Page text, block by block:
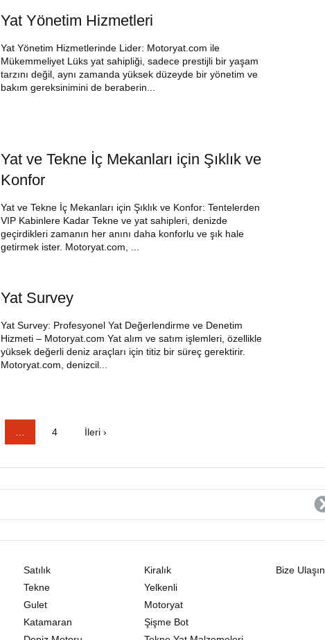
Yat Yönetim Hizmetleri
Yat Yönetim Hizmetlerinde Lider: Motoryat.com ile
Mükemmeliyet Lüks yat sahipliği, sadece prestijli bir yaşam
tarzını değil, aynı zamanda yüksek düzeyde bir yönetim ve
bakım gereksinimini de beraberin...
Yat ve Tekne İç Mekanları için Şıklık ve
Konfor
Yat ve Tekne İç Mekanları için Şıklık ve Konfor: Tentelerden
VIP Kabinlere Kadar Tekne ve yat sahipleri, denizde
geçirdikleri zamanın her anını daha konforlu ve şık hale
getirmek ister. Motoryat.com, ...
Yat Survey
Yat Survey: Profesyonel Yat Değerlendirme ve Denetim
Hizmeti – Motoryat.com Yat alım ve satım işlemleri, özellikle
yüksek değerli deniz araçları için titiz bir süreç gerektirir.
Motoryat.com, denizcil...
… 4 İleri ›
Satılık
Kiralık
Tekne
Yelkenli
Gulet
Motoryat
Katamaran
Şişme Bot
Bize Ulaşın